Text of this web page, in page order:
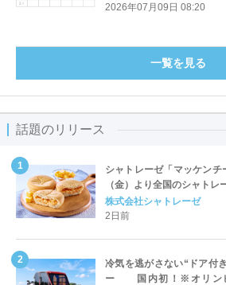
2026年07月09日 08:20
一覧を見る
話題のリリース
シャトレーゼ「マッケンチ
（金）より全国のシャト
株式会社シャトレーゼ
2日前
冷気を逃がさない“ドア付
ー 国内初！※オリンピ